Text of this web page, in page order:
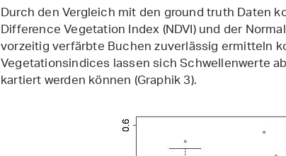
Durch den Vergleich mit den ground truth Daten
Difference Vegetation Index (NDVI) und der
vorzeitig verfärbte Buchen zuverlässig ermitteln
Vegetationsindices lassen sich Schwellenwerte
kartiert werden können (Graphik 3).